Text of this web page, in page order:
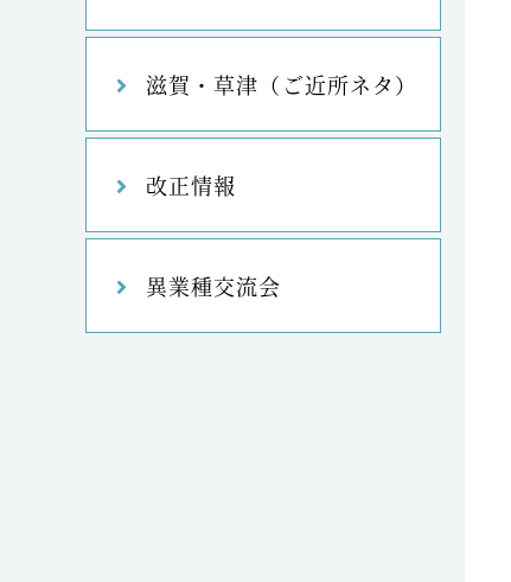
滋賀・草津（ご近所ネタ）
改正情報
異業種交流会